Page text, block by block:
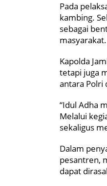
Pada
kambing.
sebagai
masyarakat.
Kapolda
tetapi juga
antara Polri
“Idul Adha
Melalui
sekaligus
Dalam
pesantren,
dapat